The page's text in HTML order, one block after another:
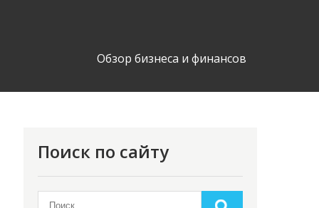
Обзор бизнеса и финансов
Поиск по сайту